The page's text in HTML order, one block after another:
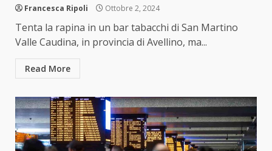
Francesca Ripoli Ottobre 2, 2024
Tenta la rapina in un bar tabacchi di San Martino
Valle Caudina, in provincia di Avellino, ma...
Read More